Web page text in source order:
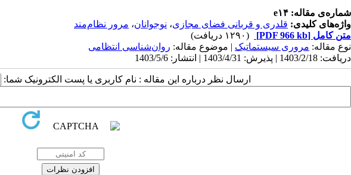
شماره‌ی مقاله: e۱۴
واژه‌های کلیدی: قلدری و قربانی فضای مجازی، نوجوانان، مرور نظام‌مند
متن کامل [PDF 966 kb]
(۱۲۹۰ دریافت)
نوع مقاله: مروری سيستماتيک | موضوع مقاله: روان‌شناسی انتظامی
دریافت: 1403/2/18 | پذیرش: 1403/4/31 | انتشار: 1403/5/6
ارسال نظر درباره این مقاله : نام کاربری یا پست الکترونیک شما: